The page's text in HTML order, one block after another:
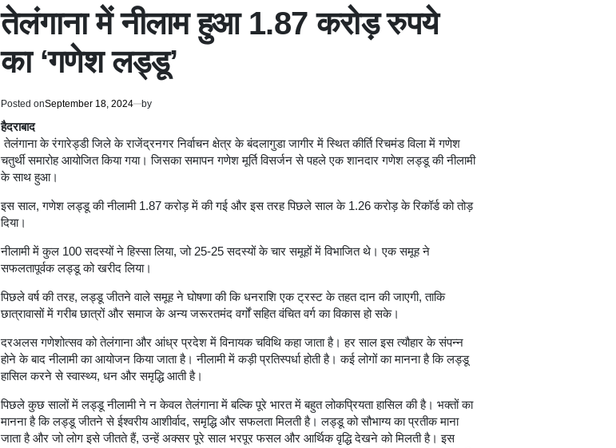
IN
तेलंगाना में नीलाम हुआ 1.87 करोड़ रुपये
का ‘गणेश लड्डू’
Posted onSeptember 18, 2024 by
हैदराबाद
तेलंगाना के रंगारेड्डी जिले के राजेंद्रनगर निर्वाचन क्षेत्र के बंदलागुडा जागीर में स्थित कीर्ति रिचमंड विला में गणेश
चतुर्थी समारोह आयोजित किया गया। जिसका समापन गणेश मूर्ति विसर्जन से पहले एक शानदार गणेश लड्डू की नीलामी
के साथ हुआ।
इस साल, गणेश लड्डू की नीलामी 1.87 करोड़ में की गई और इस तरह पिछले साल के 1.26 करोड़ के रिकॉर्ड को तोड़
दिया।
नीलामी में कुल 100 सदस्यों ने हिस्सा लिया, जो 25-25 सदस्यों के चार समूहों में विभाजित थे। एक समूह ने
सफलतापूर्वक लड्डू को खरीद लिया।
पिछले वर्ष की तरह, लड्डू जीतने वाले समूह ने घोषणा की कि धनराशि एक ट्रस्ट के तहत दान की जाएगी, ताकि
छात्रावासों में गरीब छात्रों और समाज के अन्य जरूरतमंद वर्गों सहित वंचित वर्ग का विकास हो सके।
दरअलस गणेशोत्सव को तेलंगाना और आंध्र प्रदेश में विनायक चविथि कहा जाता है। हर साल इस त्यौहार के संपन्न
होने के बाद नीलामी का आयोजन किया जाता है। नीलामी में कड़ी प्रतिस्पर्धा होती है। कई लोगों का मानना है कि लड्डू
हासिल करने से स्वास्थ्य, धन और समृद्धि आती है।
पिछले कुछ सालों में लड्डू नीलामी ने न केवल तेलंगाना में बल्कि पूरे भारत में बहुत लोकप्रियता हासिल की है। भक्तों का
मानना है कि लड्डू जीतने से ईश्वरीय आशीर्वाद, समृद्धि और सफलता मिलती है। लड्डू को सौभाग्य का प्रतीक माना
जाता है और जो लोग इसे जीतते हैं, उन्हें अक्सर पूरे साल भरपूर फसल और आर्थिक वृद्धि देखने को मिलती है। इस